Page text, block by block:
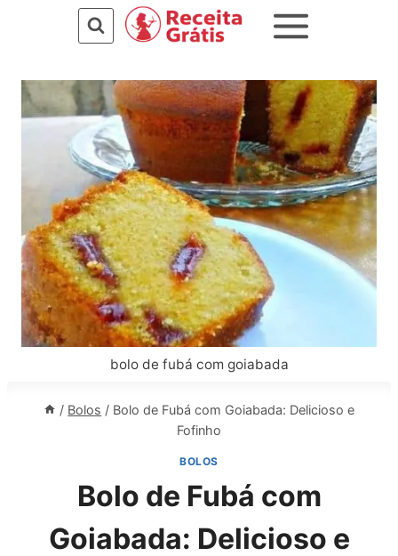
Conteúdo
bolo de fubá com goiabada
/ Bolos / Bolo de Fubá com Goiabada: Delicioso e
Fofinho
BOLOS
Bolo de Fubá com
Goiabada: Delicioso e